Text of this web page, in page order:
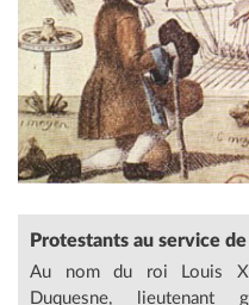
Protestants au service de
Au nom du roi Louis
Duquesne, lieutenant